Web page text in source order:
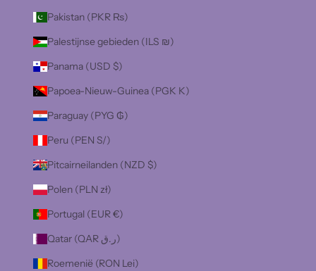
Pakistan (PKR ₨)
Palestijnse gebieden (ILS ₪)
Panama (USD $)
Papoea-Nieuw-Guinea (PGK K)
Paraguay (PYG ₲)
Peru (PEN S/)
Pitcairneilanden (NZD $)
Polen (PLN zł)
Portugal (EUR €)
Qatar (QAR ر.ق)
Roemenië (RON Lei)